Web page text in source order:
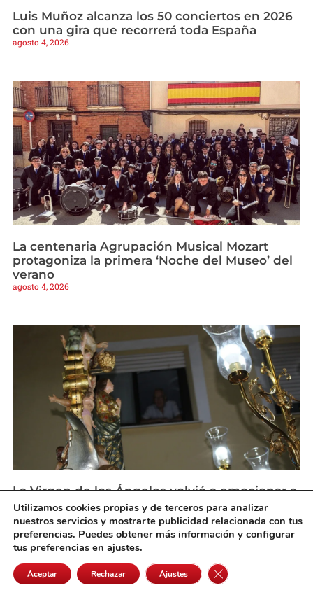
Luis Muñoz alcanza los 50 conciertos en 2026
con una gira que recorrerá toda España
agosto 4, 2026
La centenaria Agrupación Musical Mozart
protagoniza la primera ‘Noche del Museo’ del
verano
agosto 4, 2026
La Virgen de los Ángeles volvió a emocionar a
Pedro Muñoz en la noche grande de sus
fiestas
agosto 4, 2026
Utilizamos cookies propias y de terceros para analizar
nuestros servicios y mostrarte publicidad relacionada con tus
preferencias. Puedes obtener más información y configurar
tus preferencias en ajustes.
Aceptar Rechazar Ajustes Cerrar el banner de